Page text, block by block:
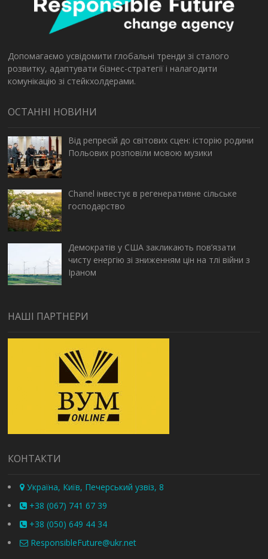
Допомагаємо усвідомити глобальні тренди зі сталого
розвитку, адаптувати бізнес-стратегії і налагодити
комунікацію зі стейкхолдерами.
ОСТАННІ НОВИНИ
Від репресій до світових сцен: історію родини
Польових розповіли мовою музики
Chanel інвестує в регенеративне сільське
господарство
Демократів у США закликають пов’язати
чисту енергію зі зниженням цін на тлі війни з
Іраном
НАШІ ПАРТНЕРИ
КОНТАКТИ
Україна, Київ, Печерський узвіз, 8
+38 (067) 741 67 39
+38 (050) 649 44 34
ResponsibleFuture@ukr.net